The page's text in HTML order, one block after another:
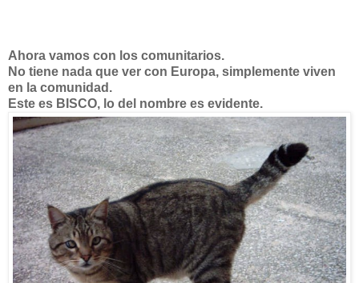
Ahora vamos con los comunitarios.
No tiene nada que ver con Europa, simplemente viven
en la comunidad.
Este es BISCO, lo del nombre es evidente.